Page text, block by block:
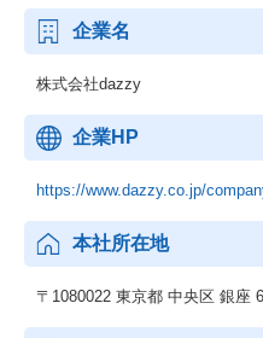
企業名
株式会社dazzy
企業HP
https://www.dazzy.co.jp/
本社所在地
〒1080022 東京都 中央区 銀座